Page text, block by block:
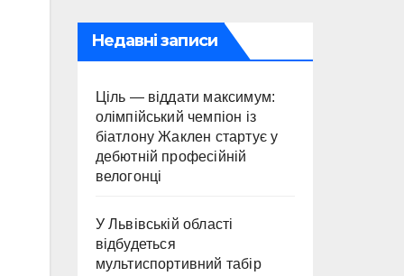
Недавні записи
Ціль — віддати максимум:
олімпійський чемпіон із
біатлону Жаклен стартує у
дебютній професійній
велогонці
У Львівській області
відбудеться
мультиспортивний табір